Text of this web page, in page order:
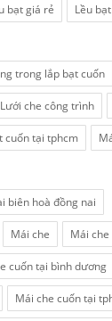
bạt giá rẻ Lều
trong lắp bạt cuốn
Lưới che công trình
cuốn tại tphcm
biên hoà đồng nai
Mái che Mái
cuốn tại bình dương
Mái che cuốn tại